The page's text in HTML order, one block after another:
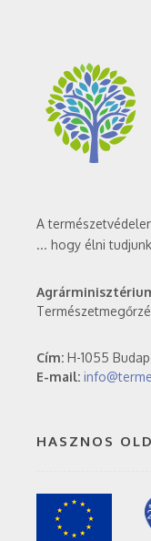
A
... hogy élni
Cím: H-1055
E-mail:
HASZNOS